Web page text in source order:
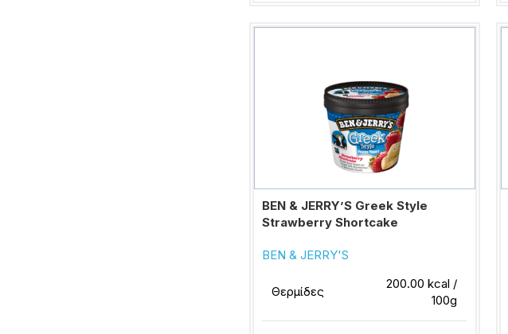
BEN & JERRY’S Greek Style
Strawberry Shortcake
BEN & JERRY'S
Θερμίδες
200.00 kcal /
100g